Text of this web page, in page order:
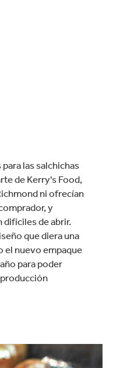
las salchichas
de Kerry's Food,
ni ofrecían
y
difíciles de abrir.
que diera una
el nuevo empaque
para poder